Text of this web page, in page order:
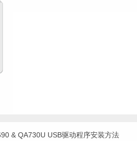
& QA730U USB驱动程序安装方法